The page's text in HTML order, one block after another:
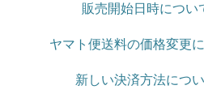
販売開始日時につい
ヤマト便送料の価格変更
新しい決済方法につ